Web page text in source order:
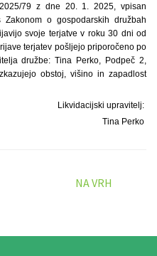
79 z dne 20. 1. 2025, vpisan
o gospodarskih družbah
svoje terjatve v roku 30 dni od
terjatev pošljejo priporočeno po
družbe: Tina Perko, Podpeč 2,
obstoj, višino in zapadlost
Likvidacijski upravitelj:
Tina Perko
NA VRH